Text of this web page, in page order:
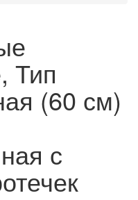
Тип
(60 см)
с